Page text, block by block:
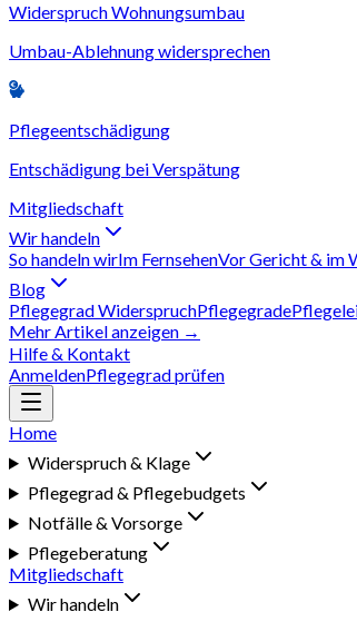
Widerspruch Wohnungsumbau
Umbau-Ablehnung widersprechen
Pflegeentschädigung
Entschädigung bei Verspätung
Mitgliedschaft
Wir handeln
So handeln wirIm FernsehenVor Gericht & im
Blog
Pflegegrad WiderspruchPflegegrade
Mehr Artikel anzeigen →
Hilfe & Kontakt
AnmeldenPflegegrad prüfen
Home
Widerspruch & Klage
Pflegegrad & Pflegebudgets
Notfälle & Vorsorge
Pflegeberatung
Mitgliedschaft
Wir handeln